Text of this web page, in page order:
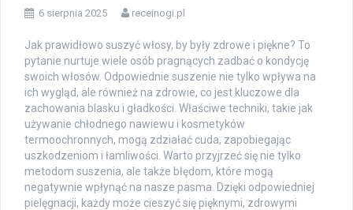
6 sierpnia 2025 receinogi.pl
Jak prawidłowo suszyć włosy, by były zdrowe i piękne? To
pytanie nurtuje wiele osób pragnących zadbać o kondycję
swoich włosów. Odpowiednie suszenie nie tylko wpływa na
ich wygląd, ale również na zdrowie, co jest kluczowe dla
zachowania blasku i gładkości. Właściwe techniki, takie jak
używanie chłodnego nawiewu i kosmetyków
termoochronnych, mogą zdziałać cuda, zapobiegając
uszkodzeniom i łamliwości. Warto przyjrzeć się nie tylko
metodom suszenia, ale także błędom, które mogą
negatywnie wpłynąć na nasze pasma. Dzięki odpowiedniej
pielęgnacji, każdy może cieszyć się pięknymi, zdrowymi